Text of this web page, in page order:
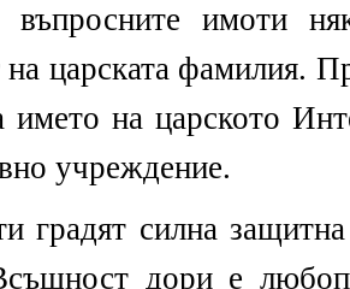
въпросните имоти
на царската фамилия.
името на царското
учреждение.
градят силна
дори е